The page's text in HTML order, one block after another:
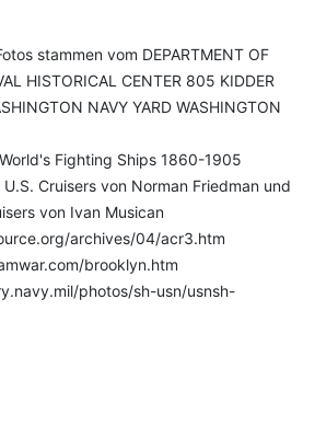
stammen vom DEPARTMENT OF
HISTORICAL CENTER 805 KIDDER
NAVY YARD WASHINGTON
Fighting Ships 1860-1905
Cruisers von Norman Friedman und
von Ivan Musican
archives/04/acr3.htm
brooklyn.htm
photos/sh-usn/usnsh-